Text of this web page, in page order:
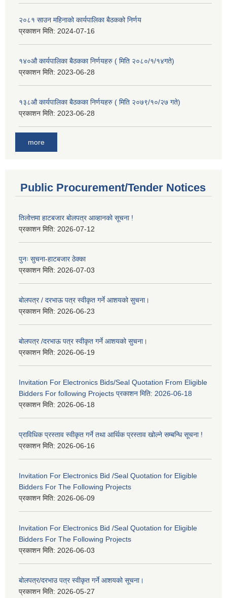
२०८१ साउन महिनाको कार्यपालिका बैठकको निर्णय
प्रकाशन मिति: 2024-07-16
१४०औ कार्यपालिका बैठकका निर्णयहरु ( मिति २०८०/१/१४गते)
प्रकाशन मिति: 2023-06-28
१३८औ कार्यपालिका बैठकका निर्णयहरु ( मिति २०७९/१०/२७ गते)
प्रकाशन मिति: 2023-06-28
more
Public Procurement/Tender Notices
तिलोत्तमा हाटबजार बोलपत्र आव्हानको सूचना !
प्रकाशन मिति: 2026-07-12
पुनः सुचना-हाटबजार ठेक्का
प्रकाशन मिति: 2026-07-03
बोलपत्र / दरभाऊ पत्र स्वीकृत गर्ने आशयको सुचना।
प्रकाशन मिति: 2026-06-23
बोलपत्र /दरभाऊ पत्र स्वीकृत गर्ने आशयको सुचना।
प्रकाशन मिति: 2026-06-19
Invitation For Electronics Bids/Seal Quotation From Eligible
Bidders For following Projects प्रकाशन मिति: 2026-06-18
प्रकाशन मिति: 2026-06-18
प्राविधिक प्रस्ताव स्वीकृत गर्ने तथा आर्थिक प्रस्ताव खोल्ने सम्बन्धि सूचना !
प्रकाशन मिति: 2026-06-16
Invitation For Electronics Bid /Seal Quotation for Eligible
Bidders For The Following Projects
प्रकाशन मिति: 2026-06-09
Invitation For Electronics Bid /Seal Quotation for Eligible
Bidders For The Following Projects
प्रकाशन मिति: 2026-06-03
बोलपत्र/दरभाउ पत्र स्वीकृत गर्ने आशयको सूचना।
प्रकाशन मिति: 2026-05-27